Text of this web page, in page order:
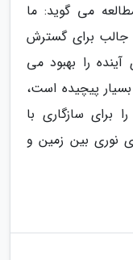
می گوید: ما
جالب برای گسترش
را بهبود می
پیچیده است،
برای سازگاری با
نوری بین زمین و